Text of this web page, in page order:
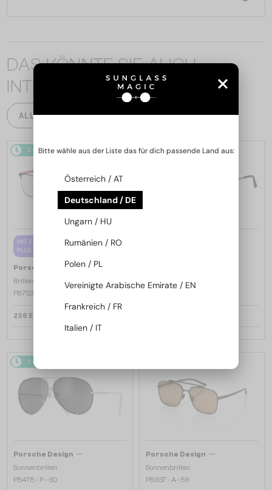
DAS KÖNNTE SIE AUCH
INTERESSIEREN
ALLE PRODUKTE
2-4 WERKTAGE
MIT EINER EINSTÄRKENGLASLINSE
PLUS 65 EUR
Porsche Design—
Brillenfassungen
P8753 - A - 57
238 EUR
2-4 WERKTAGE
2-4 WERKTAGE
Porsche Design —
Sonnenbrillen
P8478 - P - 60
Porsche Design —
Sonnenbrillen
P8937 - A - 59
Bitte wähle aus der Liste das für dich passende Land aus:
Österreich / AT
Deutschland / DE
Ungarn / HU
Rumänien / RO
Polen / PL
Vereinigte Arabische Emirate / EN
Frankreich / FR
Italien / IT